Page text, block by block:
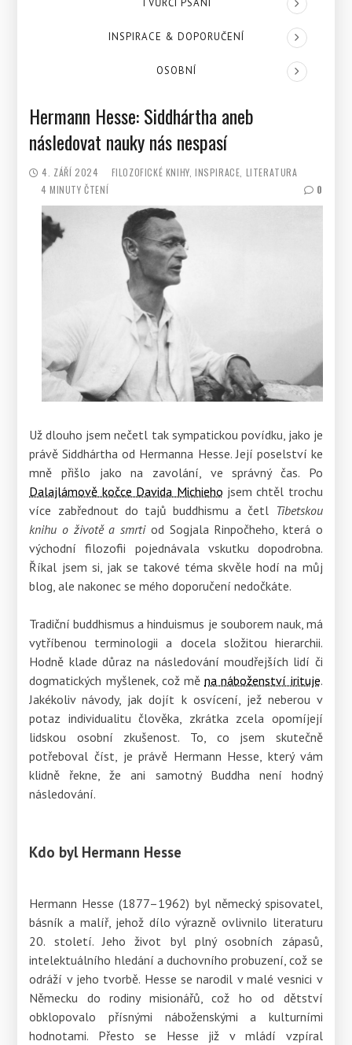
TVŮRČÍ PSANÍ
INSPIRACE & DOPORUČENÍ
OSOBNÍ
Hermann Hesse: Siddhártha aneb
následovat nauky nás nespasí
4. ZÁŘÍ 2024 FILOZOFICKÉ KNIHY INSPIRACE LITERATURA
4 MINUTY ČTENÍ
0
Už dlouho jsem nečetl tak sympatickou povídku, jako je
právě Siddhártha od Hermanna Hesse. Její poselství ke
mně přišlo jako na zavolání, ve správný čas. Po
Dalajlámově kočce Davida Michieho jsem chtěl trochu
více zabřednout do tajů buddhismu a četl Tibetskou
knihu o životě a smrtiod Sogjala Rinpočheho, která o
východní filozofii pojednávala vskutku dopodrobna.
Říkal jsem si, jak se takové téma skvěle hodí na můj
blog, ale nakonec se mého doporučení nedočkáte.
Tradiční buddhismus a hinduismus je souborem nauk, má
vytříbenou terminologii a docela složitou hierarchii.
Hodně klade důraz na následování moudřejších lidí či
dogmatických myšlenek, což měna náboženství irituje.
Jakékoliv návody, jak dojít k osvícení, jež neberou v
potaz individualitu člověka, zkrátka zcela opomíjejí
lidskou osobní zkušenost. To, co jsem skutečně
potřeboval číst, je právě Hermann Hesse, který vám
klidně řekne, že ani samotný Buddha není hodný
následování.
Kdo byl Hermann Hesse
Hermann Hesse (1877–1962) byl německý spisovatel,
básník a malíř, jehož dílo výrazně ovlivnilo literaturu
20. století. Jeho život byl plný osobních zápasů,
intelektuálního hledání a duchovního probuzení, což se
odráží v jeho tvorbě. Hesse se narodil v malé vesnici v
Německu do rodiny misionářů, což ho od dětství
obklopovalo přísnými náboženskými a kulturními
hodnotami. Přesto se Hesse již v mládí vzpíral